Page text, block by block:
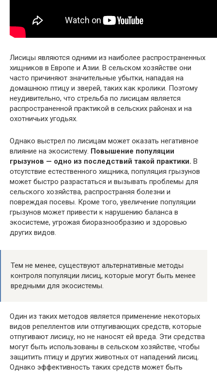
Лисицы являются одними из наиболее распространенных
хищников в Европе и Азии. В сельском хозяйстве они
часто причиняют значительные убытки, нападая на
домашнюю птицу и зверей, таких как кролики. Поэтому
неудивительно, что стрельба по лисицам является
распространенной практикой в сельских районах и на
охотничьих угодьях.
Однако выстрел по лисицам может оказать негативное
влияние на экосистему. Повышение популяции
грызунов — одно из последствий такой практики. В
отсутствие естественного хищника, популяция грызунов
может быстро разрастаться и вызывать проблемы для
сельского хозяйства, распространяя болезни и
повреждая посевы. Кроме того, увеличение популяции
грызунов может привести к нарушению баланса в
экосистеме, угрожая биоразнообразию и здоровью
других видов.
Тем не менее, существуют альтернативные методы
контроля популяции лисиц, которые могут быть менее
вредными для экосистемы.
Один из таких методов является применение некоторых
видов репеллентов или отпугивающих средств, которые
отпугивают лисицу, но не наносят ей вреда. Эти средства
могут быть использованы в сельском хозяйстве, чтобы
защитить птицу и других животных от нападений лисиц.
Однако эффективность таких средств может быть